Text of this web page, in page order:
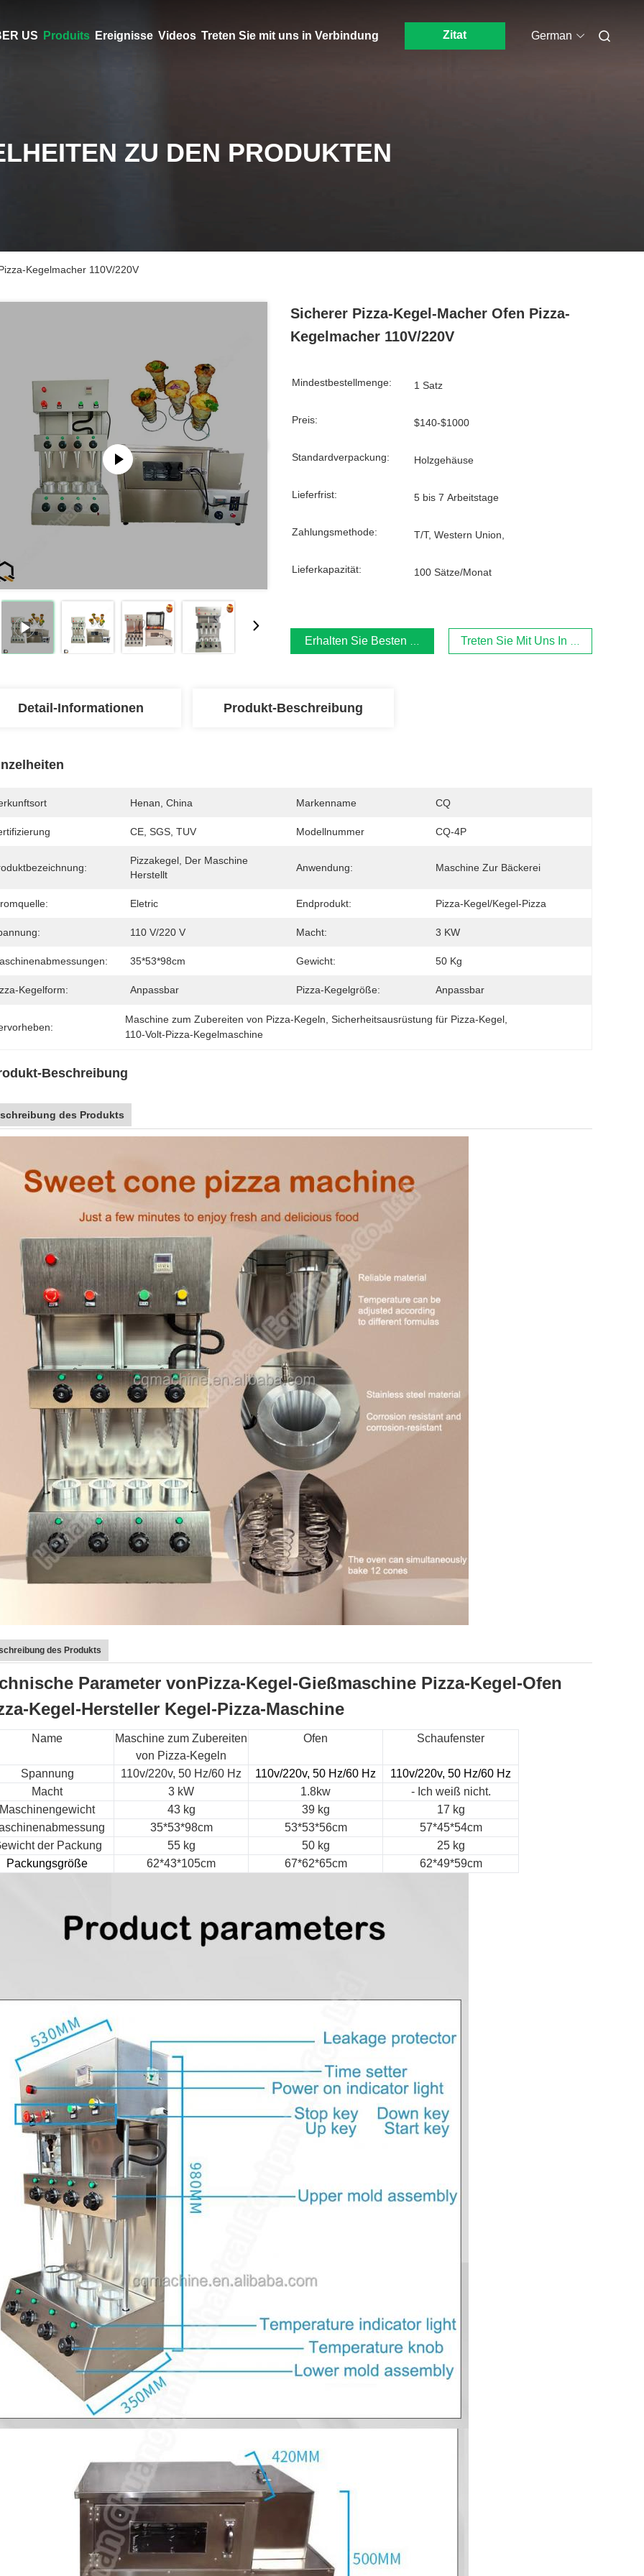
US Produits Ereignisse Videos Treten Sie mit uns in Verbindung Zitat German
ZU DEN PRODUKTEN
Kegelmacher 110V/220V
Sicherer Pizza-Kegel-Macher Ofen Pizza-
Kegelmacher 110V/220V
Mindestbestellmenge: 1 Satz
Preis: $140-$1000
Standardverpackung: Holzgehäuse
Lieferfrist: 5 bis 7 Arbeitstage
Zahlungsmethode: T/T, Western Union,
Lieferkapazität: 100 Sätze/Monat
Erhalten Sie Besten Preis Treten Sie Mit Uns In Verbindung
Detail-Informationen Produkt-Beschreibung
Henan, China Markenname CQ
CE, SGS, TUV Modellnummer CQ-4P
Pizzakegel, Der Maschine
Herstellt
Anwendung: Maschine Zur Bäckerei
Eletric Endprodukt: Pizza-Kegel/Kegel-Pizza
110 V/220 V Macht: 3 KW
35*53*98cm Gewicht: 50 Kg
Kegelform: Anpassbar Pizza-Kegelgröße: Anpassbar
Maschine zum Zubereiten von Pizza-Kegeln , Sicherheitsausrüstung für Pizza-Kegel
110-Volt-Pizza-Kegelmaschine
Beschreibung
des Produkts
des Produkts
Parameter vonPizza-Kegel-Gießmaschine Pizza-Kegel-Ofen
Kegel-Hersteller Kegel-Pizza-Maschine
Name
Maschine zum Zubereiten
von Pizza-Kegeln
Ofen Schaufenster
Spannung 110v/220v, 50 Hz/60 Hz 110v/220v, 50 Hz/60 Hz
110v/220v, 50 Hz/60 Hz
Macht
3 kW 1.8kw
- Ich weiß nicht.
Maschinengewicht
43 kg 39 kg
17 kg
35*53*98cm 53*53*56cm
57*45*54cm
der Packung
55 kg 50 kg
25 kg
Packungsgröße
62*43*105cm 67*62*65cm 62*49*59cm